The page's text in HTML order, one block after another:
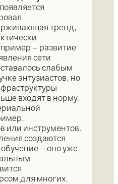
тренд,
– развитие
сети
слабым
энтузиастов, но
входят в норму.
или инструментов.
создаются
– оно уже
для многих.